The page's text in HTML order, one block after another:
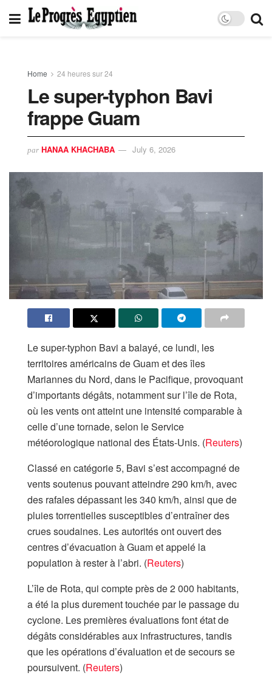
Home 24 heures sur 24
Le super-typhon Bavi
frappe Guam
par HANAA KHACHABA July 6, 2026
Le super-typhon Bavi a balayé, ce lundi, les
territoires américains de Guam et des îles
Mariannes du Nord, dans le Pacifique, provoquant
d’importants dégâts, notamment sur l’île de Rota,
où les vents ont atteint une intensité comparable à
celle d’une tornade, selon le Service
météorologique national des États-Unis. (Reuters⁠)
Classé en catégorie 5, Bavi s’est accompagné de
vents soutenus pouvant atteindre 290 km/h, avec
des rafales dépassant les 340 km/h, ainsi que de
pluies torrentielles susceptibles d’entraîner des
crues soudaines. Les autorités ont ouvert des
centres d’évacuation à Guam et appelé la
population à rester à l’abri. (Reuters⁠)
L’île de Rota, qui compte près de 2 000 habitants,
a été la plus durement touchée par le passage du
cyclone. Les premières évaluations font état de
dégâts considérables aux infrastructures, tandis
que les opérations d’évaluation et de secours se
poursuivent. (Reuters⁠)